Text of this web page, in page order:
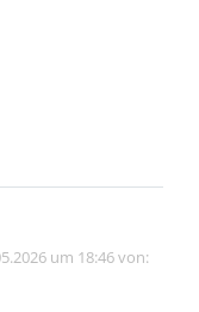
um 18:46 von: